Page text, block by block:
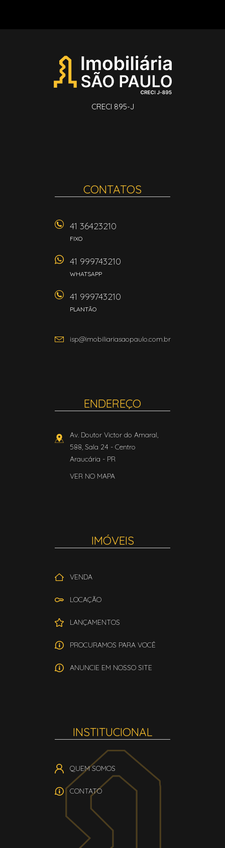
CRECI 895-J
CONTATOS
41 36423210
FIXO
41 999743210
WHATSAPP
41 999743210
PLANTÃO
isp@imobiliariasaopaulo.com.br
ENDEREÇO
Av. Doutor Victor do Amaral,
588, Sala 24 - Centro
Araucária - PR
VER NO MAPA
IMÓVEIS
VENDA
LOCAÇÃO
LANÇAMENTOS
PROCURAMOS PARA VOCÊ
ANUNCIE EM NOSSO SITE
INSTITUCIONAL
QUEM SOMOS
CONTATO